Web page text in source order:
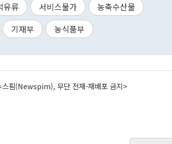
유류 서비스물가
농축수산물
기재부 농식품부
스핌(Newspim), 무단 전재-재배포 금지>